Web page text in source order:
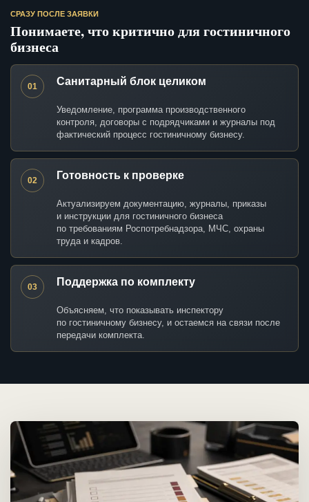
СРАЗУ ПОСЛЕ ЗАЯВКИ
Понимаете, что критично для гостиничного
бизнеса
01 Санитарный блок целиком
Уведомление, программа производственного
контроля, договоры с подрядчиками и журналы под
фактический процесс гостиничному бизнесу.
02 Готовность к проверке
Актуализируем документацию, журналы, приказы
и инструкции для гостиничного бизнеса
по требованиям Роспотребнадзора, МЧС, охраны
труда и кадров.
03 Поддержка по комплекту
Объясняем, что показывать инспектору
по гостиничному бизнесу, и остаемся на связи после
передачи комплекта.